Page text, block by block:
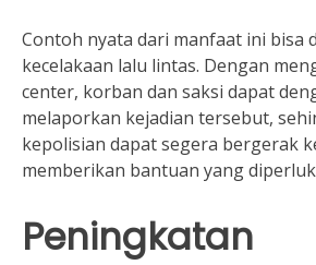
Contoh nyata dari manfaat ini bisa
kecelakaan lalu lintas. Dengan
center, korban dan saksi dapat
melaporkan kejadian tersebut,
kepolisian dapat segera bergerak
memberikan bantuan yang
Peningkatan